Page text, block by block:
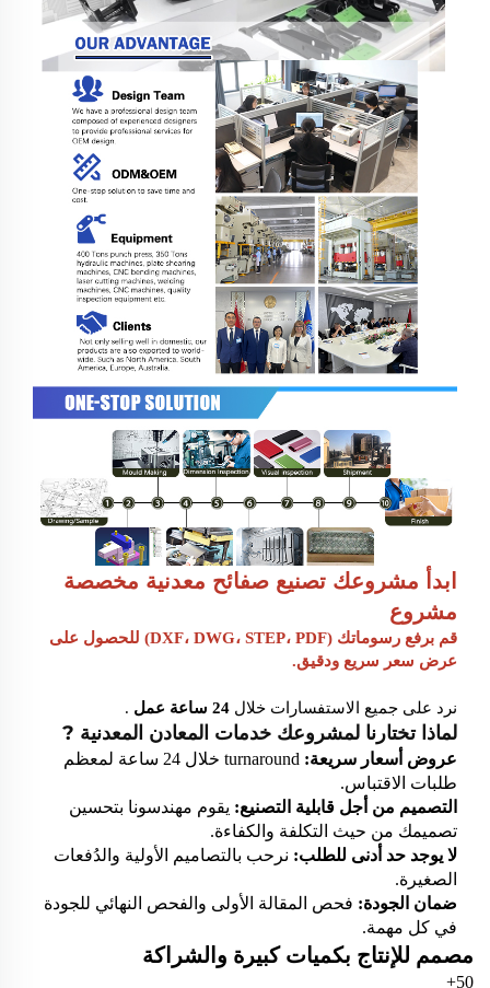
ابدأ مشروعك تصنيع صفائح معدنية مخصصة
مشروع
قم برفع رسوماتك (DXF، DWG، STEP، PDF) للحصول على
عرض سعر سريع ودقيق.
نرد على جميع الاستفسارات خلال 24 ساعة عمل .
لماذا تختارنا لمشروعك خدمات المعادن المعدنية ?
عروض أسعار سريعة:
turnaround خلال 24 ساعة لمعظم
طلبات الاقتباس.
التصميم من أجل قابلية التصنيع: يقوم مهندسونا بتحسين
تصميمك من حيث التكلفة والكفاءة.
لا يوجد حد أدنى للطلب: نرحب بالتصاميم الأولية والدُفعات
الصغيرة.
ضمان الجودة: فحص المقالة الأولى والفحص النهائي للجودة
في كل مهمة.
مصمم للإنتاج بكميات كبيرة والشراكة
50+